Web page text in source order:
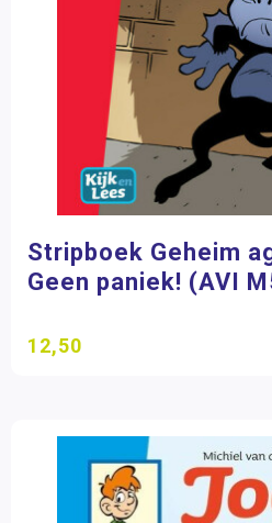
Stripboek Geheim
Geen paniek! (AVI
12,50